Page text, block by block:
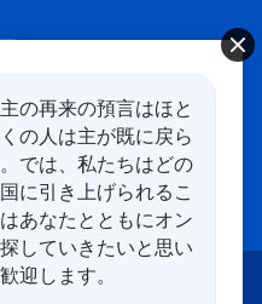
クレジット
の再来の預言はほと
の人は主が既に戻ら
では、私たちはどの
に引き上げられるこ
あなたとともにオン
していきたいと思い
迎します。